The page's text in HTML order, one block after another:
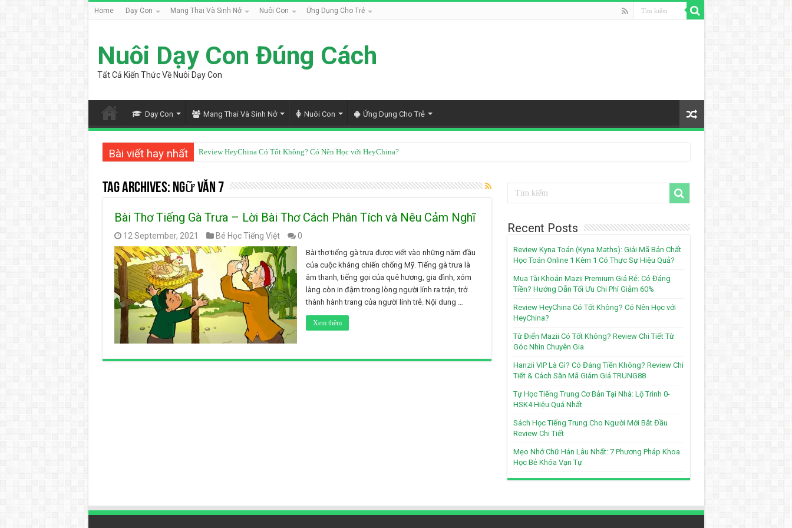
Home Dạy Con Mang Thai Và Sinh Nở Nuôi Con Ứng Dụng Cho Trẻ
Nuôi Dạy Con Đúng Cách
Tất Cả Kiến Thức Về Nuôi Dạy Con
Dạy Con Mang Thai Và Sinh Nở Nuôi Con Ứng Dụng Cho Trẻ
Bài viết hay nhất Review HeyChina Có Tốt Không? Có Nên Học với HeyChina?
Tag Archives: Ngữ Văn 7
Bài Thơ Tiếng Gà Trưa – Lời Bài Thơ Cách Phân Tích và Nêu Cảm Nghĩ
12 September, 2021 Bé Học Tiếng Việt 0
Bài thơ tiếng gà trưa được viết vào những năm đầu
của cuộc kháng chiến chống Mỹ. Tiếng gà trưa là
âm thanh, tiếng gọi của quê hương, gia đình, xóm
làng còn in đậm trong lòng người lính ra trận, trở
thành hành trang của người lính trẻ. Nội dung …
Xem thêm
Recent Posts
Review Kyna Toán (Kyna Maths): Giải Mã Bản Chất
Học Toán Online 1 Kèm 1 Có Thực Sự Hiệu Quả?
Mua Tài Khoản Mazii Premium Giá Rẻ: Có Đáng
Tiền? Hướng Dẫn Tối Ưu Chi Phí Giảm 60%
Review HeyChina Có Tốt Không? Có Nên Học với
HeyChina?
Từ Điển Mazii Có Tốt Không? Review Chi Tiết Từ
Góc Nhìn Chuyên Gia
Hanzii VIP Là Gì? Có Đáng Tiền Không? Review Chi
Tiết & Cách Săn Mã Giảm Giá TRUNG88
Tự Học Tiếng Trung Cơ Bản Tại Nhà: Lộ Trình 0-
HSK4 Hiệu Quả Nhất
Sách Học Tiếng Trung Cho Người Mới Bắt Đầu
Review Chi Tiết
Mẹo Nhớ Chữ Hán Lâu Nhất: 7 Phương Pháp Khoa
Học Bẻ Khóa Vạn Tự